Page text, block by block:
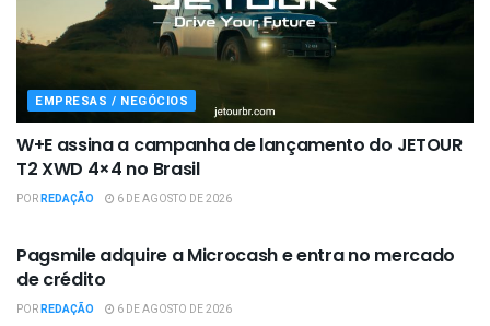
EMPRESAS / NEGÓCIOS
W+E assina a campanha de lançamento do JETOUR
T2 XWD 4×4 no Brasil
PORREDAÇÃO 6 DE AGOSTO DE 2026
Pagsmile adquire a Microcash e entra no mercado
de crédito
PORREDAÇÃO 6 DE AGOSTO DE 2026